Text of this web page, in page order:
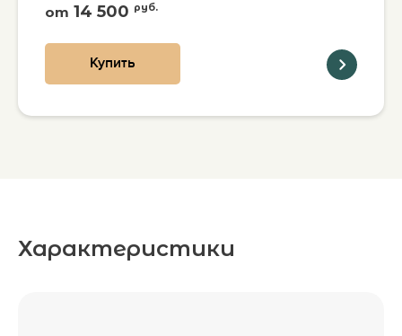
от 14 500 руб.
Купить
Характеристики